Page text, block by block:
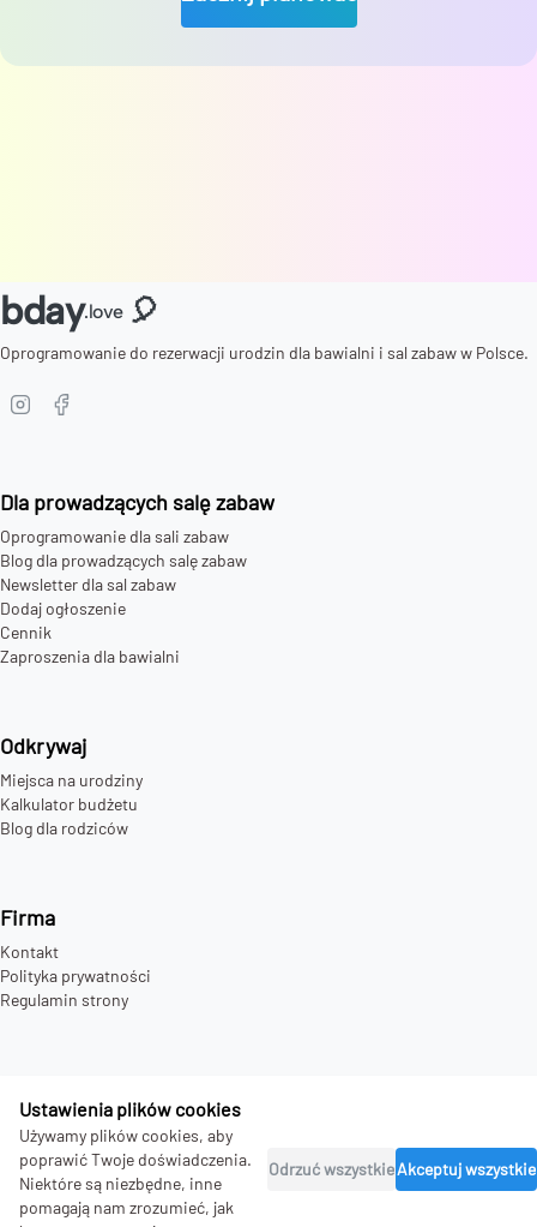
Ustawienia plików cookies
Używamy plików cookies, aby
poprawić Twoje doświadczenia.
Niektóre są niezbędne, inne
pomagają nam zrozumieć, jak
Odrzuć wszystkieAkceptuj wszystkie
bday.love 🎈
Oprogramowanie do rezerwacji urodzin dla bawialni i sal zabaw w Polsce.
Dla prowadzących salę zabaw
Oprogramowanie dla sali zabaw
Blog dla prowadzących salę zabaw
Newsletter dla sal zabaw
Dodaj ogłoszenie
Cennik
Zaproszenia dla bawialni
Odkrywaj
Miejsca na urodziny
Kalkulator budżetu
Blog dla rodziców
Firma
Kontakt
Polityka prywatności
Regulamin strony
2026bday.love - all rights reserved.